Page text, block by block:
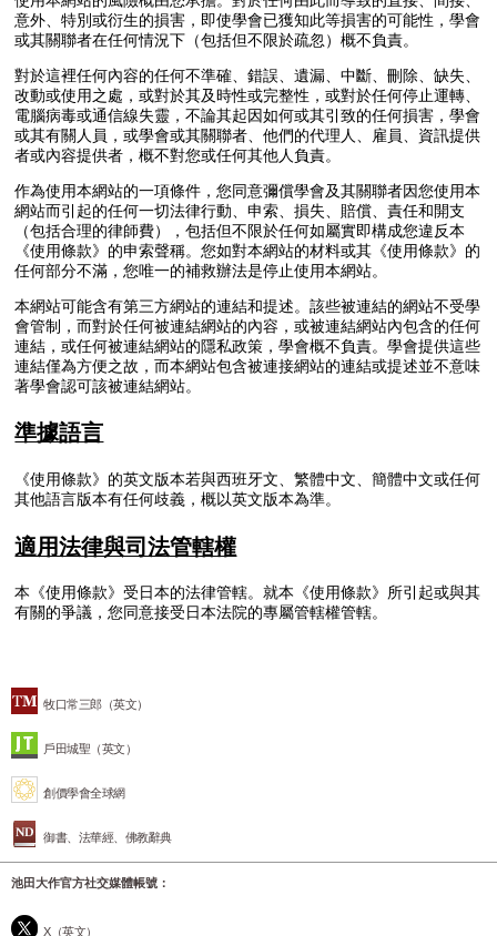
牧口常三郎（英文）
戶田城聖（英文）
創價學會全球網
御書、法華經、佛教辭典
池田大作官方社交媒體帳號：
X（英文）
意外、特別或衍生的損害，即使學會已獲知此等損害的可能性，學會
或其關聯者在任何情況下（包括但不限於疏忽）概不負責。
對於這裡任何內容的任何不準確、錯誤、遺漏、中斷、刪除、缺失、
改動或使用之處，或對於其及時性或完整性，或對於任何停止運轉、
電腦病毒或通信線失靈，不論其起因如何或其引致的任何損害，學會
或其有關人員，或學會或其關聯者、他們的代理人、雇員、資訊提供
者或內容提供者，概不對您或任何其他人負責。
作為使用本網站的一項條件，您同意彌償學會及其關聯者因您使用本
網站而引起的任何一切法律行動、申索、損失、賠償、責任和開支
（包括合理的律師費），包括但不限於任何如屬實即構成您違反本
《使用條款》的申索聲稱。您如對本網站的材料或其《使用條款》的
任何部分不滿，您唯一的補救辦法是停止使用本網站。
本網站可能含有第三方網站的連結和提述。該些被連結的網站不受學
會管制，而對於任何被連結網站的內容，或被連結網站內包含的任何
連結，或任何被連結網站的隱私政策，學會概不負責。學會提供這些
連結僅為方便之故，而本網站包含被連接網站的連結或提述並不意味
著學會認可該被連結網站。
準據語言
《使用條款》的英文版本若與西班牙文、繁體中文、簡體中文或任何
其他語言版本有任何歧義，概以英文版本為準。
適用法律與司法管轄權
本《使用條款》受日本的法律管轄。就本《使用條款》所引起或與其
有關的爭議，您同意接受日本法院的專屬管轄權管轄。